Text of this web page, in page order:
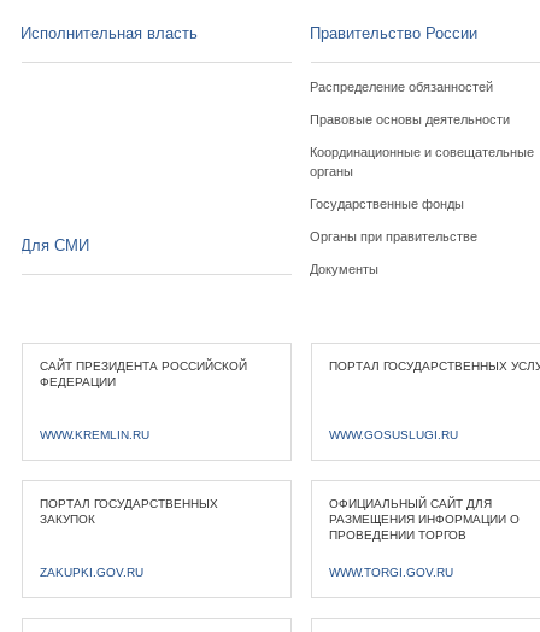
Исполнительная власть Правительство России
Распределение обязанностей
Правовые основы деятельности
Координационные и совещательные
органы
Государственные фонды
Органы при правительстве
Документы
Для СМИ
САЙТ ПРЕЗИДЕНТА РОССИЙСКОЙ
ФЕДЕРАЦИИ
WWW.KREMLIN.RU
ПОРТАЛ ГОСУДАРСТВЕННЫХ
WWW.GOSUSLUGI.RU
ПОРТАЛ ГОСУДАРСТВЕННЫХ
ЗАКУПОК
ZAKUPKI.GOV.RU
ОФИЦИАЛЬНЫЙ САЙТ ДЛЯ
РАЗМЕЩЕНИЯ ИНФОРМАЦИИ О
ПРОВЕДЕНИИ ТОРГОВ
WWW.TORGI.GOV.RU